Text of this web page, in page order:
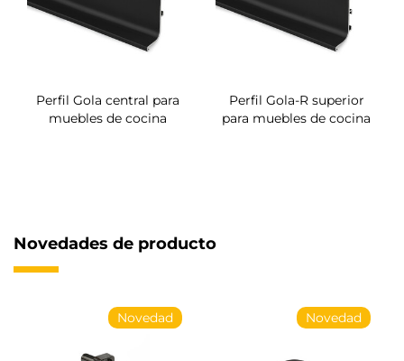
Perfil Gola central para
muebles de cocina
Perfil Gola-R superior
para muebles de cocina
Novedades de producto
Novedad Novedad